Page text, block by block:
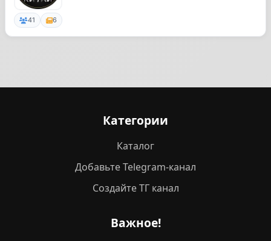
41 6
Категории
Каталог
Добавьте Telegram-канал
Создайте ТГ канал
Важное!